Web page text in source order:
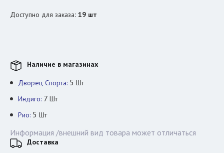
Доступно для заказа: 19 шт
Наличие в магазинах
Дворец Спорта: 5 Шт
Индиго: 7 Шт
Рио: 5 Шт
Информация /внешний вид товара может отличаться
Доставка